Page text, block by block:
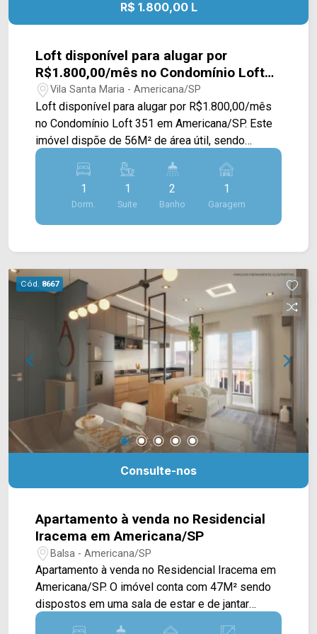
R$ 1.800,00 L
Loft disponível para alugar por
R$1.800,00/mês no Condomínio Loft
351 em Americana/SP
Vila Santa Maria - Americana/SP
Loft disponível para alugar por R$1.800,00/mês
no Condomínio Loft 351 em Americana/SP. Este
imóvel dispõe de 56M² de área útil, sendo
distribuído em sala de estar e de jantar com pé
direito alto, e integradas com a cozinha,
mezanino com quarto e uma área de serviço. > 01
suíte; > 02 banheiros, sendo 01 lavabo; > 01 vaga
de garagem. *Itens de decoração meramente
São Jerônimo, Av. 09 de Julho, Av. bandeirantes e
Av. Rafael Vitta, contém fácil acesso ao Centro.
Esta região conta com escola Prof. Alcindo
Soares do Nascimento, supermercados Itália e
Pague Menos, farmácias, Restaurante do Mineiro
e Shopping Welcome Center. Entre em contato
com a equipe da Arbix Imóveis e agende a sua
visita!! WhatsApp e Telefone: (19) 3475-4546
ARBIX IMÓVEIS - Presente em cada mudança!
1
Dorm.
1
Suite
2
Banho
1
Garagem
Cód. 8667
Consulte-nos
Apartamento à venda no Residencial
Iracema em Americana/SP
Balsa - Americana/SP
Apartamento à venda no Residencial Iracema em
Americana/SP. O imóvel conta com 47M² sendo
dispostos em uma sala de estar e de jantar
integradas a uma ampla cozinha conectada com a